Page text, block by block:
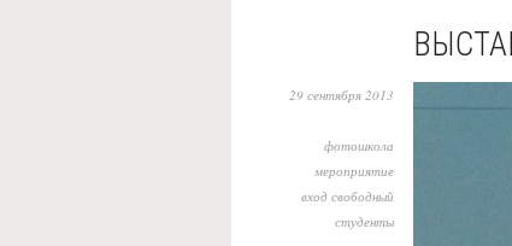
29 сентября 2013
фотошкола
мероприятие
вход свободный
студенты